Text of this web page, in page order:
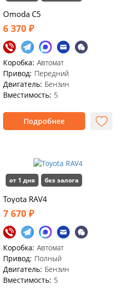
Omoda C5
6 370 ₽
Коробка: Автомат
Привод: Передний
Двигатель: Бензин
Вместимость: 5
Подробнее
от 1 дня без залога
Toyota RAV4
7 670 ₽
Коробка: Автомат
Привод: Полный
Двигатель: Бензин
Вместимость: 5